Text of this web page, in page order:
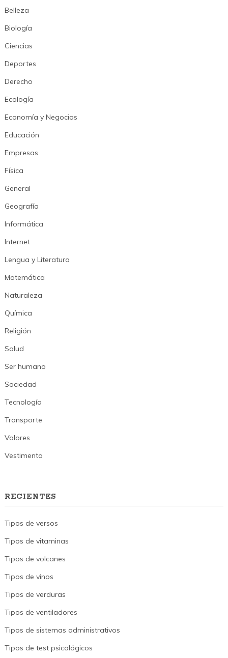
Belleza
Biología
Ciencias
Deportes
Derecho
Ecología
Economía y Negocios
Educación
Empresas
Física
General
Geografía
Informática
Internet
Lengua y Literatura
Matemática
Naturaleza
Química
Religión
Salud
Ser humano
Sociedad
Tecnología
Transporte
Valores
Vestimenta
RECIENTES
Tipos de versos
Tipos de vitaminas
Tipos de volcanes
Tipos de vinos
Tipos de verduras
Tipos de ventiladores
Tipos de sistemas administrativos
Tipos de test psicológicos